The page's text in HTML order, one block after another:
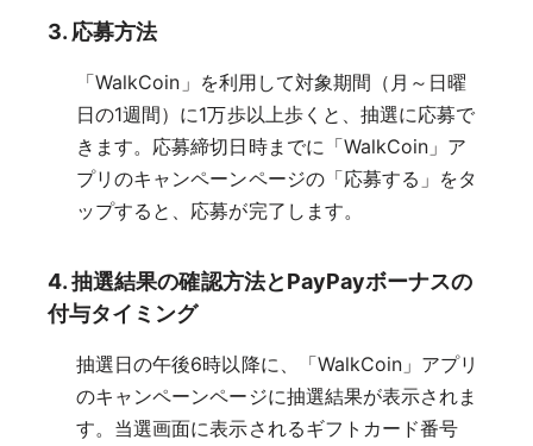
3. 応募方法
「WalkCoin」を利用して対象期間（月～日曜
日の1週間）に1万歩以上歩くと、抽選に応募で
きます。応募締切日時までに「WalkCoin」ア
プリのキャンペーンページの「応募する」をタ
ップすると、応募が完了します。
4. 抽選結果の確認方法とPayPayボーナスの
付与タイミング
抽選日の午後6時以降に、「WalkCoin」アプリ
のキャンペーンページに抽選結果が表示されま
す。当選画面に表示されるギフトカード番号